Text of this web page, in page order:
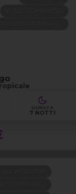
DURATA
7 NOTTI